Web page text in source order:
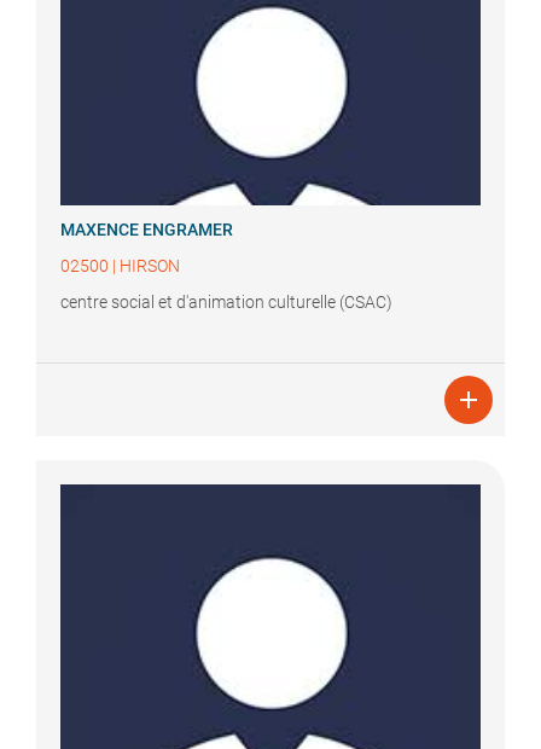
MAXENCE ENGRAMER
02500 | HIRSON
centre social et d'animation culturelle (CSAC)
